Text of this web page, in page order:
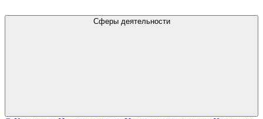
Сферы деятельности